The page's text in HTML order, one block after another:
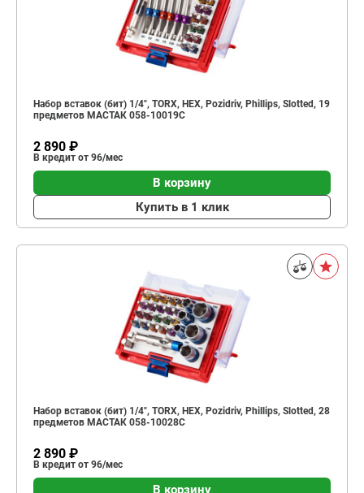
Набор вставок (бит) 1/4", TORX, HEX, Pozidriv, Phillips, Slotted, 19
предметов МАСТАК 058-10019C
2 890 ₽
В кредит от 96/мес
В корзину
Купить в 1 клик
Набор вставок (бит) 1/4", TORX, HEX, Pozidriv, Phillips, Slotted, 28
предметов МАСТАК 058-10028C
2 890 ₽
В кредит от 96/мес
В корзину